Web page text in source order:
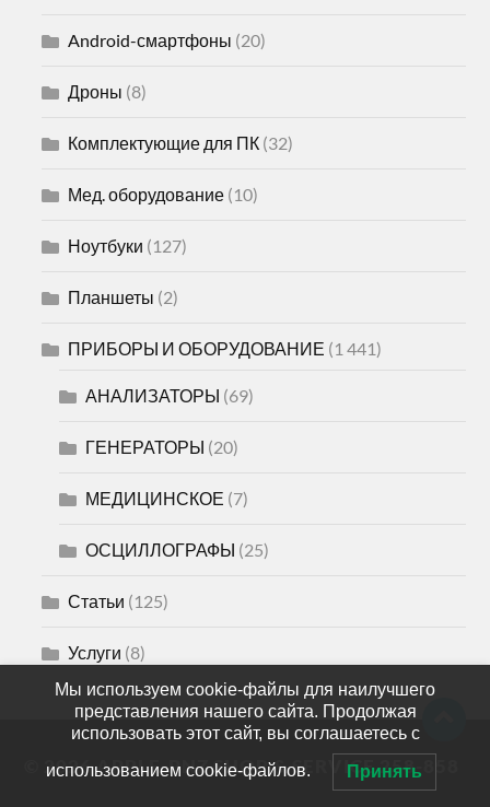
Android-смартфоны (20)
Дроны (8)
Комплектующие для ПК (32)
Мед. оборудование (10)
Ноутбуки (127)
Планшеты (2)
ПРИБОРЫ И ОБОРУДОВАНИЕ (1 441)
АНАЛИЗАТОРЫ (69)
ГЕНЕРАТОРЫ (20)
МЕДИЦИНСКОЕ (7)
ОСЦИЛЛОГРАФЫ (25)
Статьи (125)
Услуги (8)
© 2026APPLE-PNZ SHOP & SERVICE 258-858
Мы используем cookie-файлы для наилучшего
представления нашего сайта. Продолжая
использовать этот сайт, вы соглашаетесь с
использованием cookie-файлов. Принять